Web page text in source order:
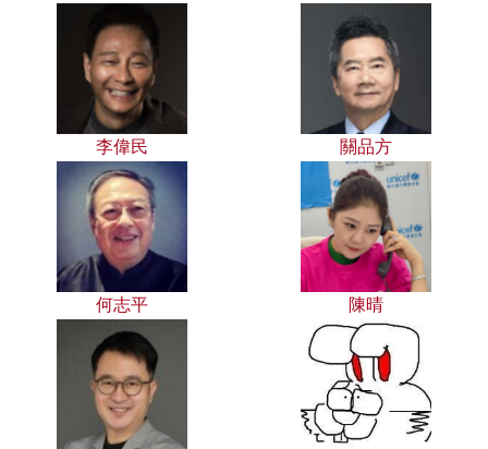
李偉民 關品方
何志平 陳晴